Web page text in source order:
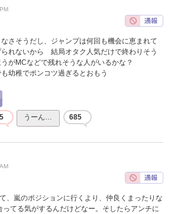
さそうだし、ジャンプは何回も機会に恵まれて
られないから 結局オタク人気だけで終わりそう
がMCなどで残れそうな人がいるかな？
幼稚でポンコツ過ぎるとおもう
うーん… 685
、嵐のポジションに行くより、仲良くまったりな
てる気がするんだけどなー。そしたらアンチに